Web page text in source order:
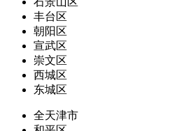
丰台区
朝阳区
宣武区
崇文区
西城区
东城区
全天津市